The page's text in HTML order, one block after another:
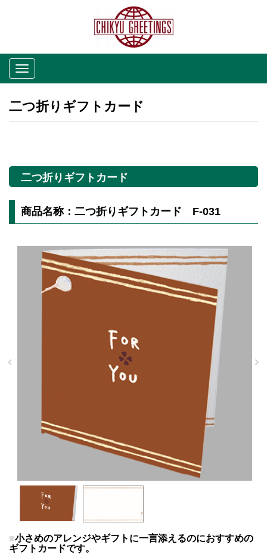
Toggle
navigation
二つ折りギフトカード
二つ折りギフトカード
商品名称：二つ折りギフトカード F-031
小さめのアレンジやギフトに一言添えるのにおすすめの
ギフトカードです。